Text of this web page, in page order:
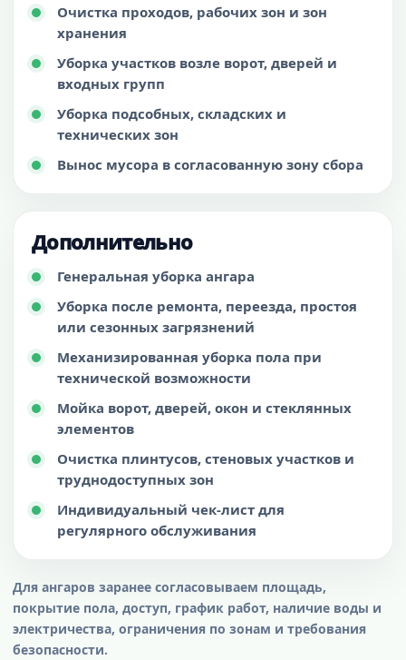
Очистка проходов, рабочих зон и зон
хранения
Уборка участков возле ворот, дверей и
входных групп
Уборка подсобных, складских и
технических зон
Вынос мусора в согласованную зону сбора
Дополнительно
Генеральная уборка ангара
Уборка после ремонта, переезда, простоя
или сезонных загрязнений
Механизированная уборка пола при
технической возможности
Мойка ворот, дверей, окон и стеклянных
элементов
Очистка плинтусов, стеновых участков и
труднодоступных зон
Индивидуальный чек-лист для
регулярного обслуживания
Для ангаров заранее согласовываем площадь,
покрытие пола, доступ, график работ, наличие воды и
электричества, ограничения по зонам и требования
безопасности.